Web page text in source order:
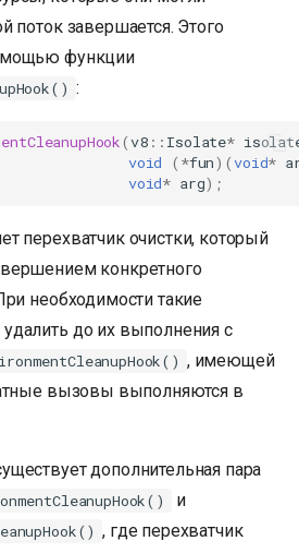
поток завершается. Этого
функции
:
(v8:: Isolate*
void
( *fun)(void*
void* arg);
перехватчик очистки, который
конкретного
необходимости такие
до их выполнения с
, имеющей
вызовы выполняются в
дополнительная пара
и
, где перехватчик